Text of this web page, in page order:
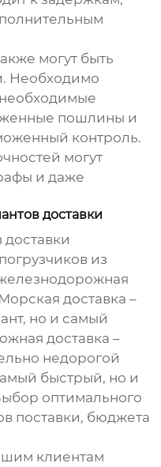
могут быть
Необходимо
пошлины и
контроль.
могут
и даже
доставки
доставки
из
доставка –
но и самый
доставка –
недорогой
быстрый, но и
оптимального
поставки, бюджета
клиентам